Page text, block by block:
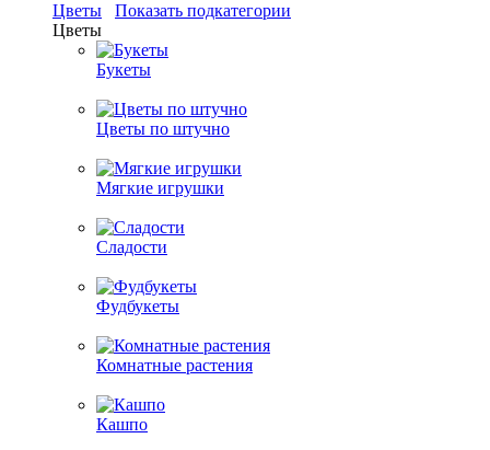
Цветы
Показать подкатегории
Цветы
Букеты
Цветы по штучно
Мягкие игрушки
Сладости
Фудбукеты
Комнатные растения
Кашпо